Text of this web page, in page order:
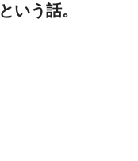
いう話。